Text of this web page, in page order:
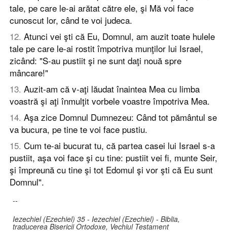
tale, pe care le-ai arătat către ele, şi Mă voi face
cunoscut lor, când te voi judeca.
12. Atunci vei şti că Eu, Domnul, am auzit toate hulele
tale pe care le-ai rostit împotriva munţilor lui Israel,
zicând: "S-au pustiit şi ne sunt daţi nouă spre
mâncare!"
13. Auzit-am că v-aţi lăudat înaintea Mea cu limba
voastră şi aţi înmulţit vorbele voastre împotriva Mea.
14. Aşa zice Domnul Dumnezeu: Când tot pământul se
va bucura, pe tine te voi face pustiu.
15. Cum te-ai bucurat tu, că partea casei lui Israel s-a
pustiit, aşa voi face şi cu tine: pustiit vei fi, munte Seir,
şi împreună cu tine şi tot Edomul şi vor şti că Eu sunt
Domnul".
--
Iezechiel (Ezechiel) 35 - Iezechiel (Ezechiel) - Biblia,
traducerea Bisericii Ortodoxe, Vechiul Testament